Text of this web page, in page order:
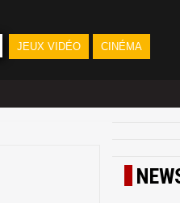
JEUX VIDÉO CINÉMA